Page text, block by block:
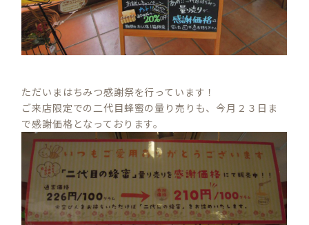
ただいまはちみつ感謝祭を行っています！
ご来店限定での二代目蜂蜜の量り売りも、今月２３日ま
で感謝価格となっております。